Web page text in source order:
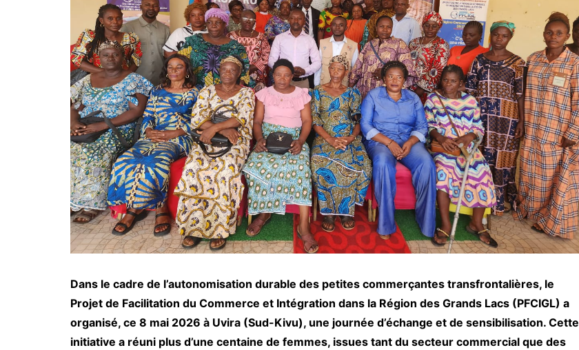
Dans le cadre de l’autonomisation durable des petites commerçantes transfrontalières, le
Projet de Facilitation du Commerce et Intégration dans la Région des Grands Lacs (PFCIGL) a
organisé, ce 8 mai 2026 à Uvira (Sud-Kivu), une journée d’échange et de sensibilisation. Cette
initiative a réuni plus d’une centaine de femmes, issues tant du secteur commercial que des